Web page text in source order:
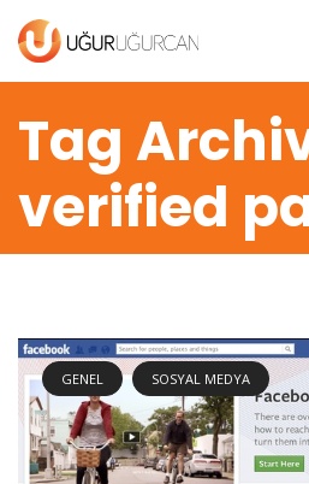
Tag
verified
GENEL SOSYAL MEDYA